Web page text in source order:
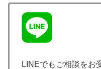
LINEでもご相談をお